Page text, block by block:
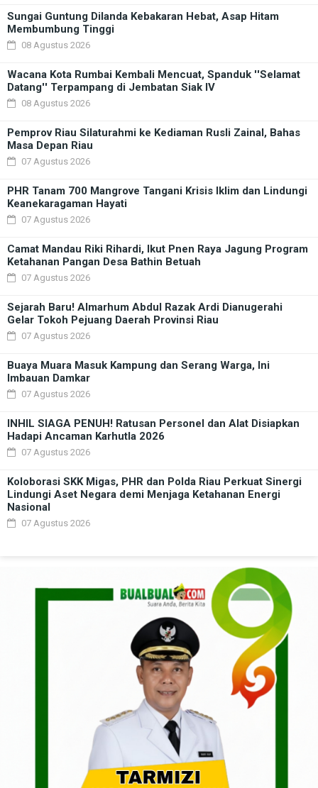
Sungai Guntung Dilanda Kebakaran Hebat, Asap Hitam
Membumbung Tinggi
08 Agustus 2026
Wacana Kota Rumbai Kembali Mencuat, Spanduk ''Selamat
Datang'' Terpampang di Jembatan Siak IV
08 Agustus 2026
Pemprov Riau Silaturahmi ke Kediaman Rusli Zainal, Bahas
Masa Depan Riau
07 Agustus 2026
PHR Tanam 700 Mangrove Tangani Krisis Iklim dan Lindungi
Keanekaragaman Hayati
07 Agustus 2026
Camat Mandau Riki Rihardi, Ikut Pnen Raya Jagung Program
Ketahanan Pangan Desa Bathin Betuah
07 Agustus 2026
Sejarah Baru! Almarhum Abdul Razak Ardi Dianugerahi
Gelar Tokoh Pejuang Daerah Provinsi Riau
07 Agustus 2026
Buaya Muara Masuk Kampung dan Serang Warga, Ini
Imbauan Damkar
07 Agustus 2026
INHIL SIAGA PENUH! Ratusan Personel dan Alat Disiapkan
Hadapi Ancaman Karhutla 2026
07 Agustus 2026
Koloborasi SKK Migas, PHR dan Polda Riau Perkuat Sinergi
Lindungi Aset Negara demi Menjaga Ketahanan Energi
Nasional
07 Agustus 2026